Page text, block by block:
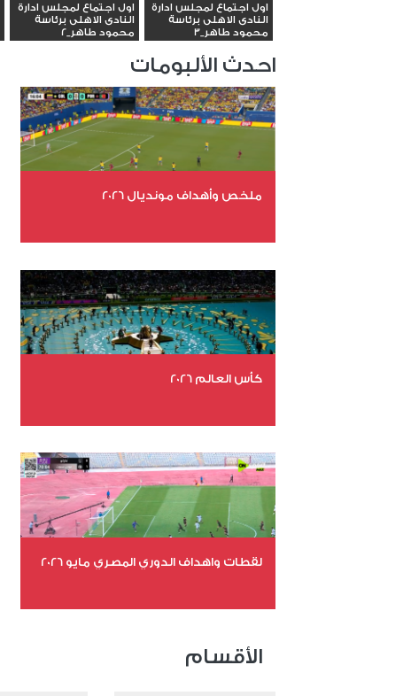
اول اجتماع لمجلس ادارة
النادى الاهلى برئاسة
محمود طاهر_3
اول اجتماع لمجلس ادارة
النادى الاهلى برئاسة
محمود طاهر_2
احدث الألبومات
ملخص وأهداف مونديال 2026
عدد المشاهدات 4930
كأس العالم 2026
عدد المشاهدات 10904
لقطات واهداف الدوري المصري مايو 2026
الأقسام